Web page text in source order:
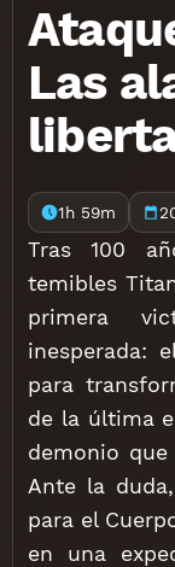
Las
1h 59m
Tras 100
temibles
primera
inesperada:
para
de la última
demonio
Ante la
para el
en una